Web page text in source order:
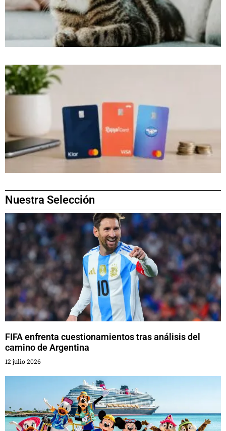
Nuestra Selección
FIFA enfrenta cuestionamientos tras análisis del
camino de Argentina
12 julio 2026